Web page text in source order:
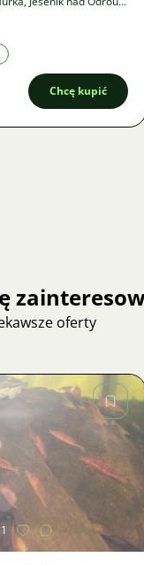
Chcę kupić
oferty
Zdjęcie